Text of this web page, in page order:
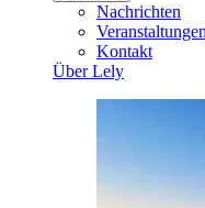
Nachrichten
Veranstaltungen
Kontakt
Über Lely